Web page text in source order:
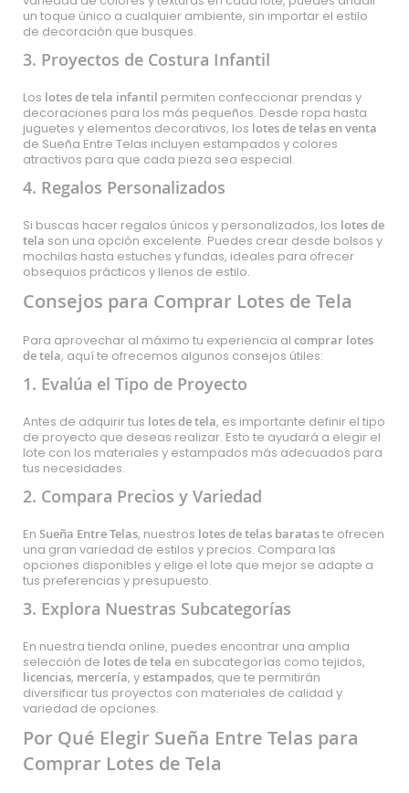
un toque único a cualquier ambiente, sin importar el estilo
de decoración que busques.
3. Proyectos de Costura Infantil
Los lotes de tela infantil permiten confeccionar prendas y
decoraciones para los más pequeños. Desde ropa hasta
juguetes y elementos decorativos, los lotes de telas en venta
de Sueña Entre Telas incluyen estampados y colores
atractivos para que cada pieza sea especial.
4. Regalos Personalizados
Si buscas hacer regalos únicos y personalizados, los lotes de
tela son una opción excelente. Puedes crear desde bolsos y
mochilas hasta estuches y fundas, ideales para ofrecer
obsequios prácticos y llenos de estilo.
Consejos para Comprar Lotes de Tela
Para aprovechar al máximo tu experiencia al comprar lotes
de tela, aquí te ofrecemos algunos consejos útiles:
1. Evalúa el Tipo de Proyecto
Antes de adquirir tus lotes de tela, es importante definir el tipo
de proyecto que deseas realizar. Esto te ayudará a elegir el
lote con los materiales y estampados más adecuados para
tus necesidades.
2. Compara Precios y Variedad
En Sueña Entre Telas, nuestros lotes de telas barataste ofrecen
una gran variedad de estilos y precios. Compara las
opciones disponibles y elige el lote que mejor se adapte a
tus preferencias y presupuesto.
3. Explora Nuestras Subcategorías
En nuestra tienda online, puedes encontrar una amplia
selección de lotes de tela en subcategorías como tejidos,
licencias, mercería, yestampados, que te permitirán
diversificar tus proyectos con materiales de calidad y
variedad de opciones.
Por Qué Elegir Sueña Entre Telas para
Comprar Lotes de Tela